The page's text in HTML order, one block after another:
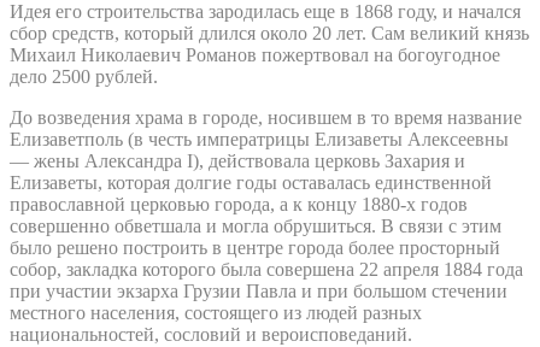
Идея его строительства зародилась еще в 1868 году, и начался
сбор средств, который длился около 20 лет. Сам великий князь
Михаил Николаевич Романов пожертвовал на богоугодное
дело 2500 рублей.
До возведения храма в городе, носившем в то время название
Елизаветполь (в честь императрицы Елизаветы Алексеевны
— жены Александра I), действовала церковь Захария и
Елизаветы, которая долгие годы оставалась единственной
православной церковью города, а к концу 1880-х годов
совершенно обветшала и могла обрушиться. В связи с этим
было решено построить в центре города более просторный
собор, закладка которого была совершена 22 апреля 1884 года
при участии экзарха Грузии Павла и при большом стечении
местного населения, состоящего из людей разных
национальностей, сословий и вероисповеданий.